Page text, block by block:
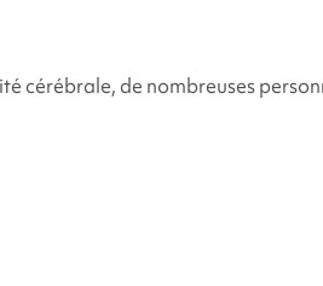
liés au
?
cérébrale, de nombreuses